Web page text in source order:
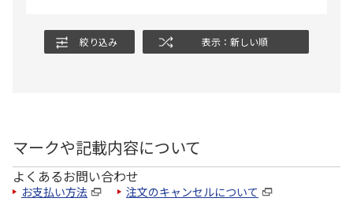
絞り込み 表示：新しい順
マークや記載内容について
よくあるお問い合わせ
お支払い方法 注文のキャンセルについて